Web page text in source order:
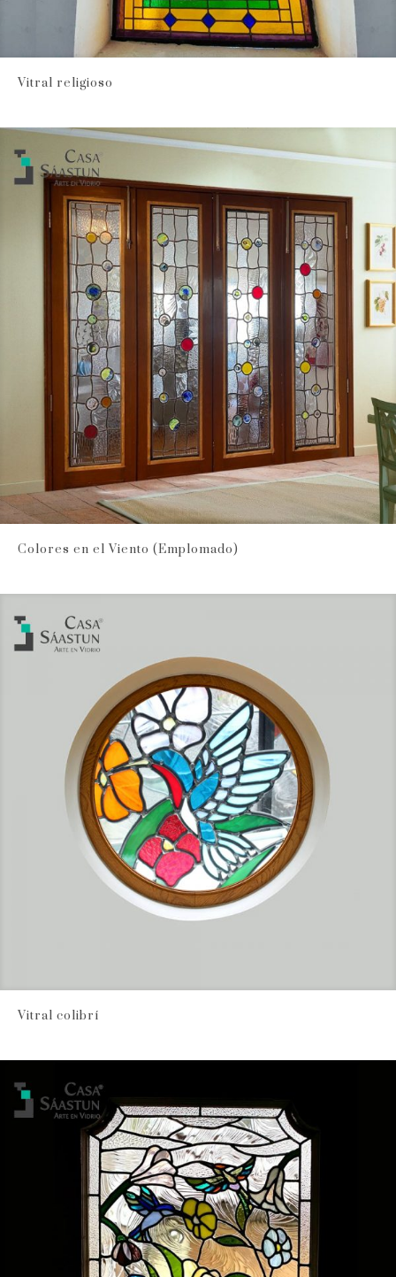
Vitral religioso
Colores en el Viento (Emplomado)
Vitral colibrí